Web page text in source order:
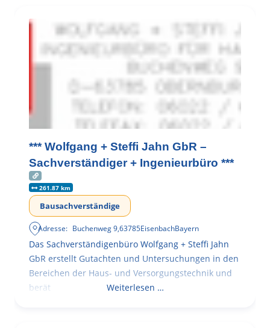
*** Wolfgang + Steffi Jahn GbR –
Sachverständiger + Ingenieurbüro ***
261.87 km
Bausachverständige
Adresse: Buchenweg 9,63785EisenbachBayern
Das Sachverständigenbüro Wolfgang + Steffi Jahn
GbR erstellt Gutachten und Untersuchungen in den
Bereichen der Haus- und Versorgungstechnik und
berät
Weiterlesen …